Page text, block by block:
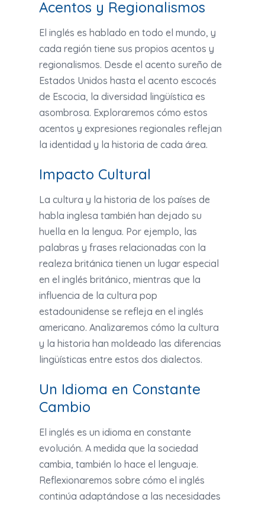
Acentos y Regionalismos
El inglés es hablado en todo el mundo, y
cada región tiene sus propios acentos y
regionalismos. Desde el acento sureño de
Estados Unidos hasta el acento escocés
de Escocia, la diversidad lingüística es
asombrosa. Exploraremos cómo estos
acentos y expresiones regionales reflejan
la identidad y la historia de cada área.
Impacto Cultural
La cultura y la historia de los países de
habla inglesa también han dejado su
huella en la lengua. Por ejemplo, las
palabras y frases relacionadas con la
realeza británica tienen un lugar especial
en el inglés británico, mientras que la
influencia de la cultura pop
estadounidense se refleja en el inglés
americano. Analizaremos cómo la cultura
y la historia han moldeado las diferencias
lingüísticas entre estos dos dialectos.
Un Idioma en Constante
Cambio
El inglés es un idioma en constante
evolución. A medida que la sociedad
cambia, también lo hace el lenguaje.
Reflexionaremos sobre cómo el inglés
continúa adaptándose a las necesidades